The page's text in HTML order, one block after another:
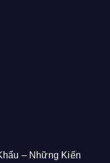
– Những Kiến